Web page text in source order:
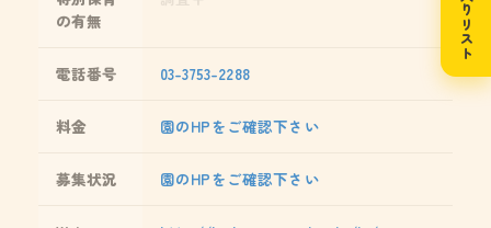
の有無
電話番号 03-3753-2288
料金 園のHPをご確認下さい
募集状況 園のHPをご確認下さい